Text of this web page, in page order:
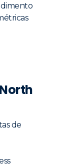
de